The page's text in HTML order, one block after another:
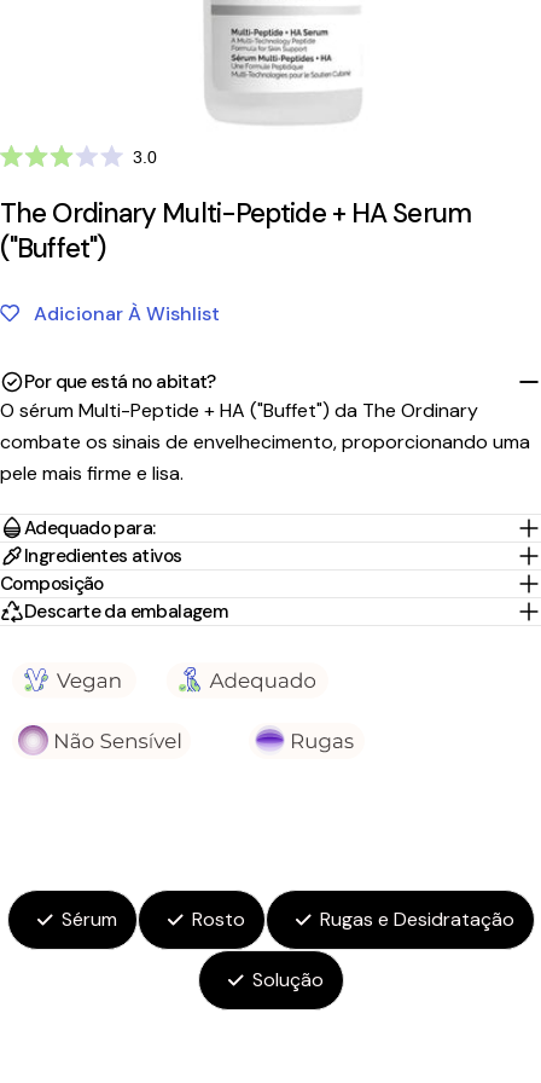
3.0
de
5
estrelas
3.0Clique
ir
The Ordinary Multi-Peptide + HA Serum
("Buffet")
Adicionar À Wishlist
Por que está no abitat?
O sérum Multi-Peptide + HA ("Buffet") da The Ordinary
combate os sinais de envelhecimento, proporcionando uma
pele mais firme e lisa.
Adequado para:
Ingredientes ativos
Composição
Descarte da embalagem
Sérum Rosto Rugas e Desidratação
Solução